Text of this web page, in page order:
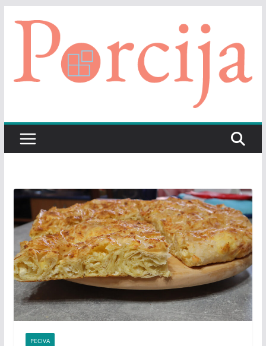
PECIVA